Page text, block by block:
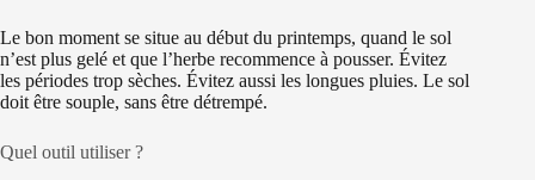
Le bon moment se situe au début du printemps, quand le sol
n’est plus gelé et que l’herbe recommence à pousser. Évitez
les périodes trop sèches. Évitez aussi les longues pluies. Le sol
doit être souple, sans être détrempé.
Quel outil utiliser ?